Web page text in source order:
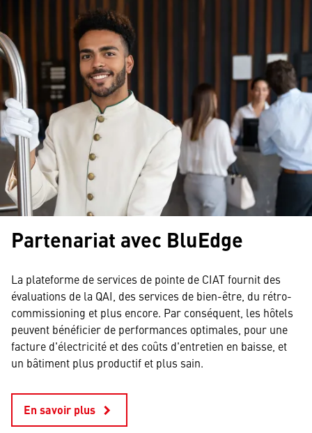
Partenariat avec BluEdge
La plateforme de services de pointe de CIAT fournit des
évaluations de la QAI, des services de bien-être, du rétro-
commissioning et plus encore. Par conséquent, les hôtels
peuvent bénéficier de performances optimales, pour une
facture d'électricité et des coûts d'entretien en baisse, et
un bâtiment plus productif et plus sain.
En savoir plus keyboard_arrow_right